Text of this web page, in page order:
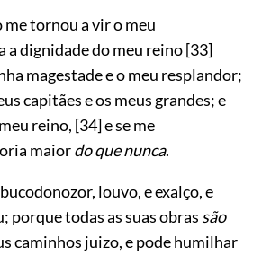
tornou a vir o meu
a dignidade do meu reino[33]
magestade e o meu resplandor;
capitães e os meus grandes; e
reino, [34]e se me
maiordo que nunca.
louvo, e exalço, e
porque todas as suas obras são
caminhos juizo, e pode humilhar